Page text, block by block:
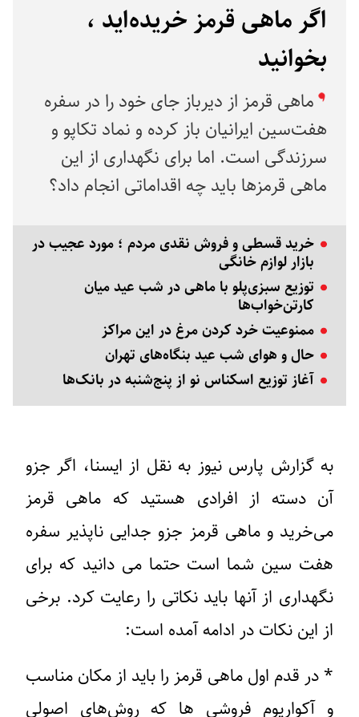
اگر ماهی قرمز خریده‌اید ،
‌بخوانید
ماهی قرمز از دیرباز جای خود را در سفره
هفت‌سین ایرانیان باز کرده و نماد تکاپو و
سرزندگی است. اما برای نگهداری از این
ماهی قرمزها باید چه اقداماتی انجام داد؟
خرید قسطی و فروش نقدی مردم ؛ مورد عجیب در
بازار لوازم خانگی
توزیع سبزی‌پلو با ماهی در شب عید میان
کارتن‌خواب‌ها
ممنوعیت خرد کردن مرغ در این مراکز
حال و هوای شب عید بنگاه‌های تهران
آغاز توزیع اسکناس نو از پنج‌شنبه در بانک‌ها
به گزارش پارس نیوز به نقل از ایسنا، اگر جزو
آن دسته از افرادی هستید که ماهی قرمز
می‌خرید و ماهی قرمز جزو جدایی ناپذیر سفره
هفت سین شما است حتما می دانید که برای
نگهداری از آنها باید نکاتی را رعایت کرد. برخی
از این نکات در ادامه آمده است:
* در قدم اول ماهی قرمز را باید از مکان مناسب
و آکواریوم فروشی ها که روش‌های اصولی